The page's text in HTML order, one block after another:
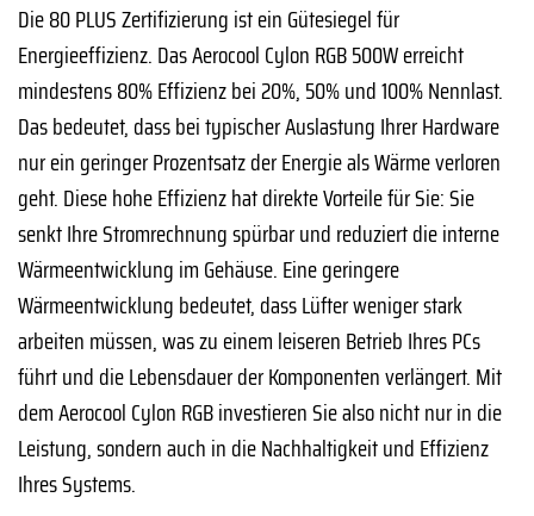
Die 80 PLUS Zertifizierung ist ein Gütesiegel für
Energieeffizienz. Das Aerocool Cylon RGB 500W erreicht
mindestens 80% Effizienz bei 20%, 50% und 100% Nennlast.
Das bedeutet, dass bei typischer Auslastung Ihrer Hardware
nur ein geringer Prozentsatz der Energie als Wärme verloren
geht. Diese hohe Effizienz hat direkte Vorteile für Sie: Sie
senkt Ihre Stromrechnung spürbar und reduziert die interne
Wärmeentwicklung im Gehäuse. Eine geringere
Wärmeentwicklung bedeutet, dass Lüfter weniger stark
arbeiten müssen, was zu einem leiseren Betrieb Ihres PCs
führt und die Lebensdauer der Komponenten verlängert. Mit
dem Aerocool Cylon RGB investieren Sie also nicht nur in die
Leistung, sondern auch in die Nachhaltigkeit und Effizienz
Ihres Systems.